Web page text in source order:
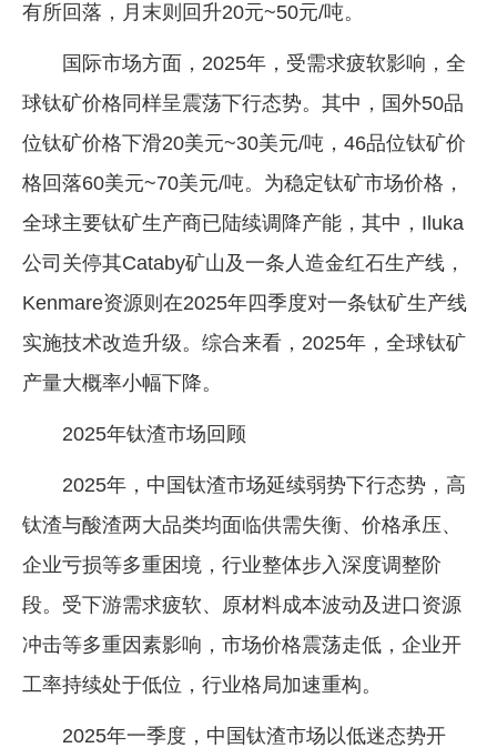
有所回落，月末则回升20元~50元/吨。
国际市场方面，2025年，受需求疲软影响，全
球钛矿价格同样呈震荡下行态势。其中，国外50品
位钛矿价格下滑20美元~30美元/吨，46品位钛矿价
格回落60美元~70美元/吨。为稳定钛矿市场价格，
全球主要钛矿生产商已陆续调降产能，其中，Iluka
公司关停其Cataby矿山及一条人造金红石生产线，
Kenmare资源则在2025年四季度对一条钛矿生产线
实施技术改造升级。综合来看，2025年，全球钛矿
产量大概率小幅下降。
2025年钛渣市场回顾
2025年，中国钛渣市场延续弱势下行态势，高
钛渣与酸渣两大品类均面临供需失衡、价格承压、
企业亏损等多重困境，行业整体步入深度调整阶
段。受下游需求疲软、原材料成本波动及进口资源
冲击等多重因素影响，市场价格震荡走低，企业开
工率持续处于低位，行业格局加速重构。
2025年一季度，中国钛渣市场以低迷态势开